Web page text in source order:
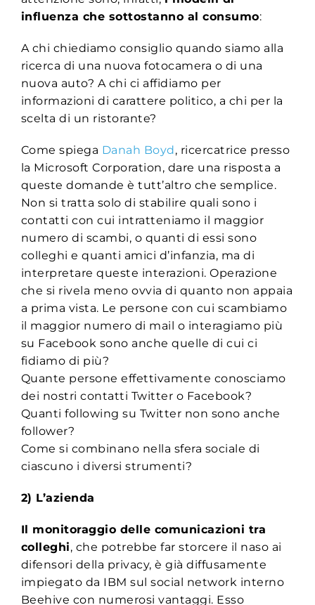
influenza che sottostanno al consumo:
A chi chiediamo consiglio quando siamo alla
ricerca di una nuova fotocamera o di una
nuova auto? A chi ci affidiamo per
informazioni di carattere politico, a chi per la
scelta di un ristorante?
Come spiega Danah Boyd , ricercatrice presso
la Microsoft Corporation, dare una risposta a
queste domande è tutt’altro che semplice.
Non si tratta solo di stabilire quali sono i
contatti con cui intratteniamo il maggior
numero di scambi, o quanti di essi sono
colleghi e quanti amici d’infanzia, ma di
interpretare queste interazioni. Operazione
che si rivela meno ovvia di quanto non appaia
a prima vista. Le persone con cui scambiamo
il maggior numero di mail o interagiamo più
su Facebook sono anche quelle di cui ci
fidiamo di più?
Quante persone effettivamente conosciamo
dei nostri contatti Twitter o Facebook?
Quanti following su Twitter non sono anche
follower?
Come si combinano nella sfera sociale di
ciascuno i diversi strumenti?
2) L’azienda
Il monitoraggio delle comunicazioni tra
colleghi, che potrebbe far storcere il naso ai
difensori della privacy, è già diffusamente
impiegato da IBM sul social network interno
Beehive con numerosi vantaggi. Esso